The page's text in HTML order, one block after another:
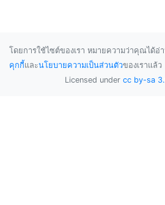
โดยการใช้ไซต์ของเรา หมายความว่าคุณได้อ่
คุกกี้และนโยบายความเป็นส่วนตัวของเราแล้ว
Licensed under cc by-sa